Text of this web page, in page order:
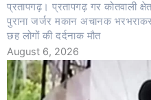
प्रतापगढ़। प्रतापगढ़ गर कोतवाली
पुराना जर्जर मकान अचानक
छह लोगों की दर्दनाक मौत
August 6, 2026